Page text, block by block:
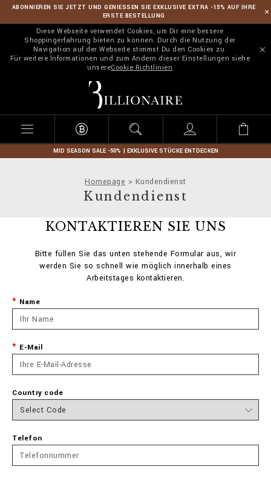
ABONNIEREN SIE JETZT UND GENIESSEN SIE EXKLUSIVE EXTRA -15% AUF IHRE
ERSTE BESTELLUNG
Diese Webseite verwendet Cookies, um Dir eine bessere
Shoppingerfahrung bieten zu können. Durch die Nutzung der
Navigation auf der Webseite stimmst Du den Cookies zu.
Für weitere Informationen und zum Ändern dieser Einstellungen siehe
unsereCookie Richtlinien
l
l
o
n
r
e
MID SEASON SALE -50% | EXKLUSIVE STÜCKE ENTDECKEN
Homepage Kundendienst
Kundendienst
KONTAKTIEREN SIE UNS
Bitte füllen Sie das unten stehende Formular aus, wir
werden Sie so schnell wie möglich innerhalb eines
Arbeitstages kontaktieren.
Name
E-Mail
Country code
Telefon